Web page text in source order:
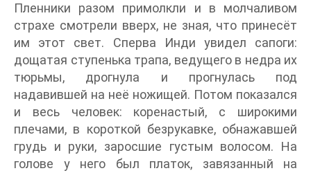
Пленники разом примолкли и в молчаливом
страхе смотрели вверх, не зная, что принесёт
им этот свет. Сперва Инди увидел сапоги:
дощатая ступенька трапа, ведущего в недра их
тюрьмы, дрогнула и прогнулась под
надавившей на неё ножищей. Потом показался
и весь человек: коренастый, с широкими
плечами, в короткой безрукавке, обнажавшей
грудь и руки, заросшие густым волосом. На
голове у него был платок, завязанный на